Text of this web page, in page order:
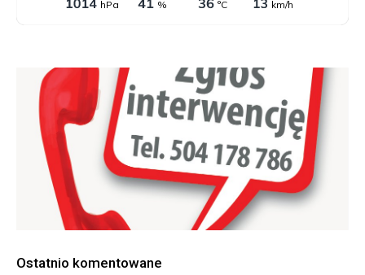
Ostatnio komentowane